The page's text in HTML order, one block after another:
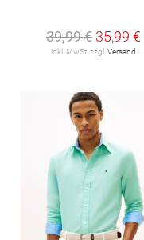
39,99 € 35,99 €
inkl. MwSt. zzgl. Versand